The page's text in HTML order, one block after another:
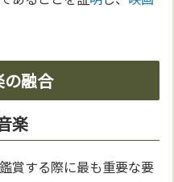
の融合
楽
賞する際に最も重要な要